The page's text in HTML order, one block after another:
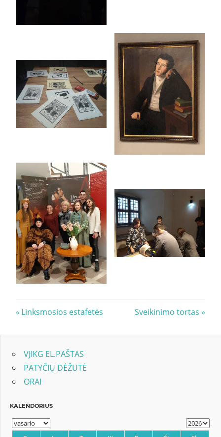
Navigacija
tarp
įrašų
Previous
Linksmosios estafetės
Next
Sveikinimo tortas
VJIKG EL.PAŠTAS
PATYČIŲ DĖŽUTĖ
ORAI